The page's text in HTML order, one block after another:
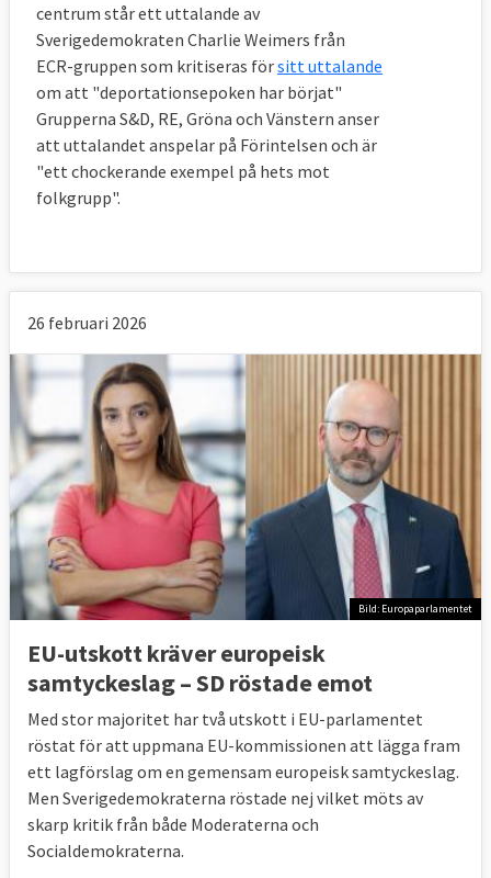
centrum står ett uttalande av
Sverigedemokraten Charlie Weimers från
ECR-gruppen som kritiseras försitt uttalande
om att "deportationsepoken har börjat"
Grupperna S&D, RE, Gröna och Vänstern anser
att uttalandet anspelar på Förintelsen och är
"ett chockerande exempel på hets mot
folkgrupp".
26 februari 2026
Bild: Europaparlamentet
EU-utskott kräver europeisk
samtyckeslag – SD röstade emot
Med stor majoritet har två utskott i EU-parlamentet
röstat för att uppmana EU-kommissionen att lägga fram
ett lagförslag om en gemensam europeisk samtyckeslag.
Men Sverigedemokraterna röstade nej vilket möts av
skarp kritik från både Moderaterna och
Socialdemokraterna.